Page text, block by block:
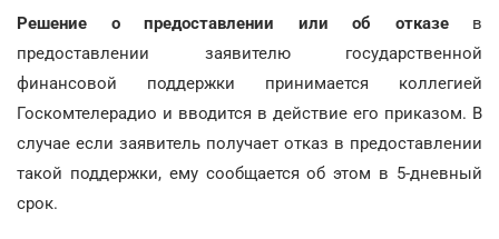
Решение о предоставлении или об отказев
предоставлении заявителю государственной
финансовой поддержки принимается коллегией
Госкомтелерадио и вводится в действие его приказом. В
случае если заявитель получает отказ в предоставлении
такой поддержки, ему сообщается об этом в 5-дневный
срок.